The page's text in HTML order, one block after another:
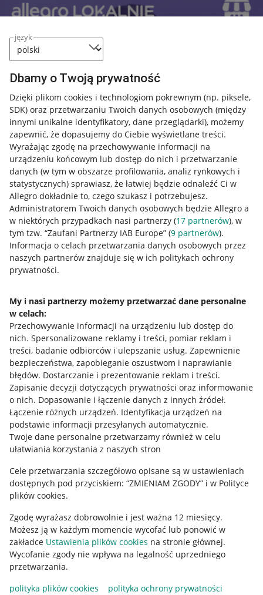
język
Dbamy o Twoją prywatność
Dzięki plikom cookies i technologiom pokrewnym (np. piksele,
SDK) oraz przetwarzaniu Twoich danych osobowych (między
innymi unikalne identyfikatory, dane przeglądarki), możemy
zapewnić, że dopasujemy do Ciebie wyświetlane treści.
Wyrażając zgodę na przechowywanie informacji na
urządzeniu końcowym lub dostęp do nich i przetwarzanie
danych (w tym w obszarze profilowania, analiz rynkowych i
statystycznych) sprawiasz, że łatwiej będzie odnaleźć Ci w
Allegro dokładnie to, czego szukasz i potrzebujesz.
Administratorem Twoich danych osobowych będzie Allegro a
w niektórych przypadkach nasi partnerzy (17 partnerów), w
tym tzw. “Zaufani Partnerzy IAB Europe” (9 partnerów).
Informacja o celach przetwarzania danych osobowych przez
naszych partnerów znajduje się w ich politykach ochrony
prywatności.
My i nasi partnerzy możemy przetwarzać dane personalne
w celach:
Przechowywanie informacji na urządzeniu lub dostęp do
nich. Spersonalizowane reklamy i treści, pomiar reklam i
treści, badanie odbiorców i ulepszanie usług. Zapewnienie
bezpieczeństwa, zapobieganie oszustwom i naprawianie
błędów. Dostarczanie i prezentowanie reklam i treści.
Zapisanie decyzji dotyczących prywatności oraz informowanie
o nich. Dopasowanie i łączenie danych z innych źródeł.
Łączenie różnych urządzeń. Identyfikacja urządzeń na
podstawie informacji przesyłanych automatycznie.
Twoje dane personalne przetwarzamy również w celu
ułatwiania korzystania z naszych stron
Cele przetwarzania szczegółowo opisane są w ustawieniach
dostępnych pod przyciskiem: “ZMIENIAM ZGODY” i w Polityce
plików cookies.
Zgodę wyrażasz dobrowolnie i jest ważna 12 miesięcy.
Możesz ją w każdym momencie wycofać lub ponowić w
zakładce Ustawienia plików cookies na stronie głównej.
Wycofanie zgody nie wpływa na legalność uprzedniego
przetwarzania.
polityka plików cookies
polityka ochrony prywatności
Przydatne informacje
Jak to działa
Napisz do nas
Allegro Gadane dla sprzedających
Allegro Gadane dla kupujących
Mapa miejscowości
Informacje prawne
Regulamin
Polityka plików "cookies"
Ustawienia plików "cookies"
Udostępnianie lokalizacji
Informacje dla Aktu o Usługach Cyfrowych
Pobierz aplikację